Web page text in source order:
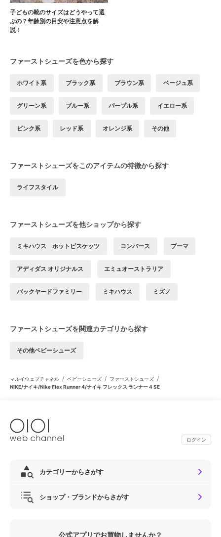
子どもの靴のサイズはどうやって選
ぶの？年齢別の目安や注意点を解
説！
ファーストシューズを色から探す
ホワイト系 ブラック系 ブラウン系 ベージュ系
グリーン系 ブルー系 パープル系 イエロー系
ピンク系 レッド系 オレンジ系 その他
ファーストシューズをこのアイテムの特徴から探す
ライフスタイル
ファーストシューズを他ショップから探す
ミキハウス ホットビスケッツ コンバース プーマ
アディダス オリジナルス エミュオーストラリア
バックヤードファミリー ミキハウス ミズノ
ファーストシューズを関連カテゴリから探す
その他ベビーシューズ
マルイウェブチャネル / ベビーシューズ / ファーストシューズ /
NIKE/ナイキ/Nike Flex Runner 4/ナイキ フレックス ランナー 4 SE
ログイン
カテゴリーからさがす
ショップ・ブランドからさがす
公式アプリでお買物しませんか？